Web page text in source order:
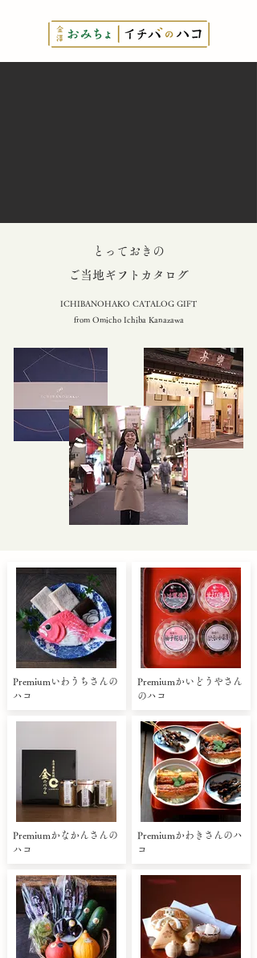
とっておきの
​ご当地ギフトカタログ
ICHIBANOHAKO CATALOG GIFT
from Omicho Ichiba Kanazawa
Premiumいわうちさんの
ハコ
Premiumかなかんさんの
ハコ
Premiumかいどうやさん
のハコ
Premiumかわきさんのハ
コ